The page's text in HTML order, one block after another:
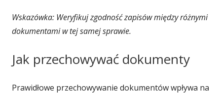
Wskazówka: Weryfikuj zgodność zapisów między różnymi
dokumentami w tej samej sprawie.
Jak przechowywać dokumenty
Prawidłowe przechowywanie dokumentów wpływa na